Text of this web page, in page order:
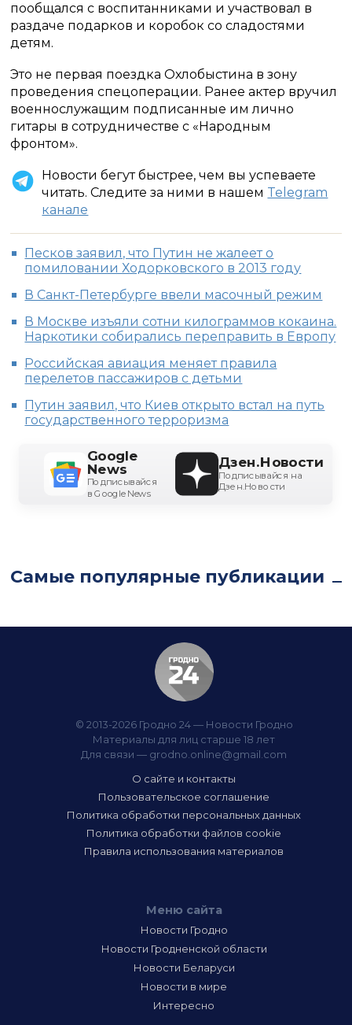
пообщался с воспитанниками и участвовал в
раздаче подарков и коробок со сладостями
детям.
Это не первая поездка Охлобыстина в зону
проведения спецоперации. Ранее актер вручил
военнослужащим подписанные им лично
гитары в сотрудничестве с «Народным
фронтом».
Новости бегут быстрее, чем вы успеваете
читать. Следите за ними в нашем Telegram
канале
Песков заявил, что Путин не жалеет о
помиловании Ходорковского в 2013 году
В Санкт-Петербурге ввели масочный режим
В Москве изъяли сотни килограммов кокаина.
Наркотики собирались переправить в Европу
Российская авиация меняет правила
перелетов пассажиров с детьми
Путин заявил, что Киев открыто встал на путь
государственного терроризма
Google
News
Подписывайся
в Google News
Дзен.Новости
Подписывайся на
Дзен.Новости
Самые популярные публикации
© 2013-2026 Гродно 24 — Новости Гродно
Материалы для лиц старше 18 лет
Для связи — grodno.online@gmail.com
О сайте и контакты
Пользовательское соглашение
Политика обработки персональных данных
Политика обработки файлов cookie
Правила использования материалов
Меню сайта
Новости Гродно
Новости Гродненской области
Новости Беларуси
Новости в мире
Интересно